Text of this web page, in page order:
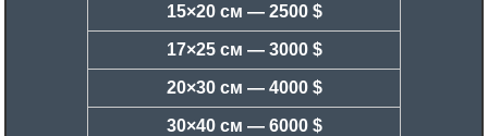
15×20 см — 2500 $
17×25 см — 3000 $
20×30 см — 4000 $
30×40 см — 6000 $